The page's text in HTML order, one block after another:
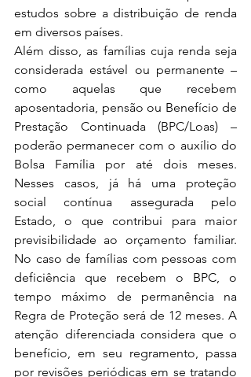
estudos sobre a distribuição de renda
em diversos países.
Além disso, as famílias cuja renda seja
considerada estável ou permanente –
como aquelas que recebem
aposentadoria, pensão ou Benefício de
Prestação Continuada (BPC/Loas) –
poderão permanecer com o auxílio do
Bolsa Família por até dois meses.
Nesses casos, já há uma proteção
social contínua assegurada pelo
Estado, o que contribui para maior
previsibilidade ao orçamento familiar.
No caso de famílias com pessoas com
deficiência que recebem o BPC, o
tempo máximo de permanência na
Regra de Proteção será de 12 meses. A
atenção diferenciada considera que o
benefício, em seu regramento, passa
por revisões periódicas em se tratando